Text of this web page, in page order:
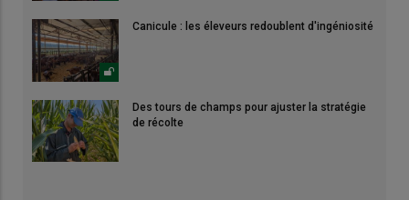
Canicule : les éleveurs redoublent d'ingéniosité
Des tours de champs pour ajuster la stratégie
de récolte